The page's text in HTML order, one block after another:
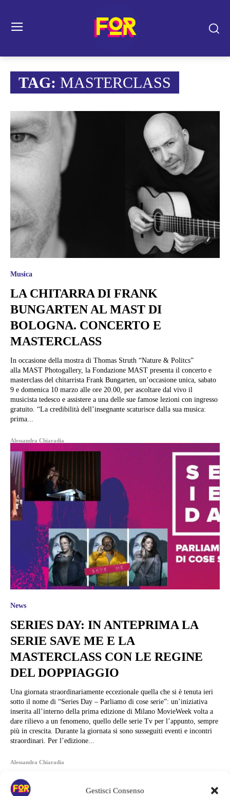
Gestisci Consenso
TAG: MASTERCLASS
Musica
LA CHITARRA DI FRANK
BUNGARTEN AL MAST DI
BOLOGNA. CONCERTO E
MASTERCLASS
In occasione della mostra di Thomas Struth “Nature & Politcs”
alla MAST Photogallery, la Fondazione MAST presenta il concerto e
masterclass del chitarrista Frank Bungarten, un’occasione unica, sabato
9 e domenica 10 marzo alle ore 20.00, per ascoltare dal vivo il
musicista tedesco e assistere a una delle sue famose lezioni con ingresso
gratuito. “La credibilità dell’insegnante scaturisce dalla sua musica:
prima...
Alessandra Chiaradia
News
SERIES DAY: IN ANTEPRIMA LA
SERIE SAVE ME E LA
MASTERCLASS CON LE REGINE
DEL DOPPIAGGIO
Una giornata straordinariamente eccezionale quella che si è tenuta ieri
sotto il nome di “Series Day – Parliamo di cose serie”: un’iniziativa
inserita all’interno della prima edizione di Milano MovieWeek volta a
dare rilievo a un fenomeno, quello delle serie Tv per l’appunto, sempre
più in crescita. Durante la giornata si sono susseguiti eventi e incontri
straordinari. Per l’edizione...
Alessandra Chiaradia